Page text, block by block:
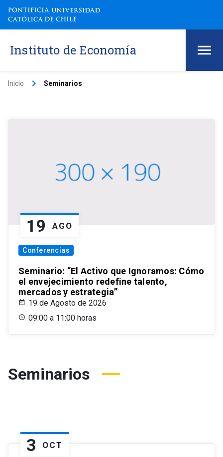
Instituto de Economía
Inicio keyboard_arrow_right Seminarios
19 AGO
Conferencias
Seminario: “El Activo que Ignoramos: Cómo
el envejecimiento redefine talento,
mercados y estrategia”
19 de Agosto de 2026
09:00 a 11:00 horas
Seminarios
3 OCT